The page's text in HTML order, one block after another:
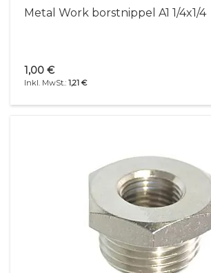
Metal Work borstnippel A1 1/4x1/4
1,21 €
1,00 €